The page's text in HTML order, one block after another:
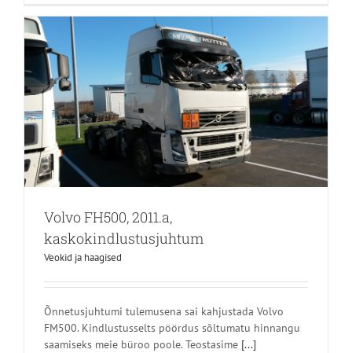
Volvo FH500, 2011.a,
kaskokindlustusjuhtum
Veokid ja haagised
Õnnetusjuhtumi tulemusena sai kahjustada Volvo
FM500. Kindlustusselts pöördus sõltumatu hinnangu
saamiseks meie büroo poole. Teostasime [...]